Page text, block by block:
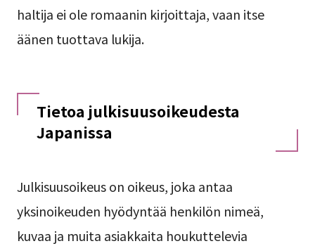
haltija ei ole romaanin kirjoittaja, vaan itse
äänen tuottava lukija.
Tietoa julkisuusoikeudesta
Japanissa
Julkisuusoikeus on oikeus, joka antaa
yksinoikeuden hyödyntää henkilön nimeä,
kuvaa ja muita asiakkaita houkuttelevia